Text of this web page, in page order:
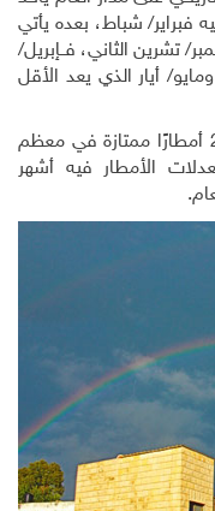
فبراير/ شباط، بعده يأتي
تشرين الثاني، فــإبريل/
أيار الذي يعد الأقل
وقد شهد النصف الأول من نيسان 2023 أمطارًا ممتازة في معظم
الأمطار فيه أشهر